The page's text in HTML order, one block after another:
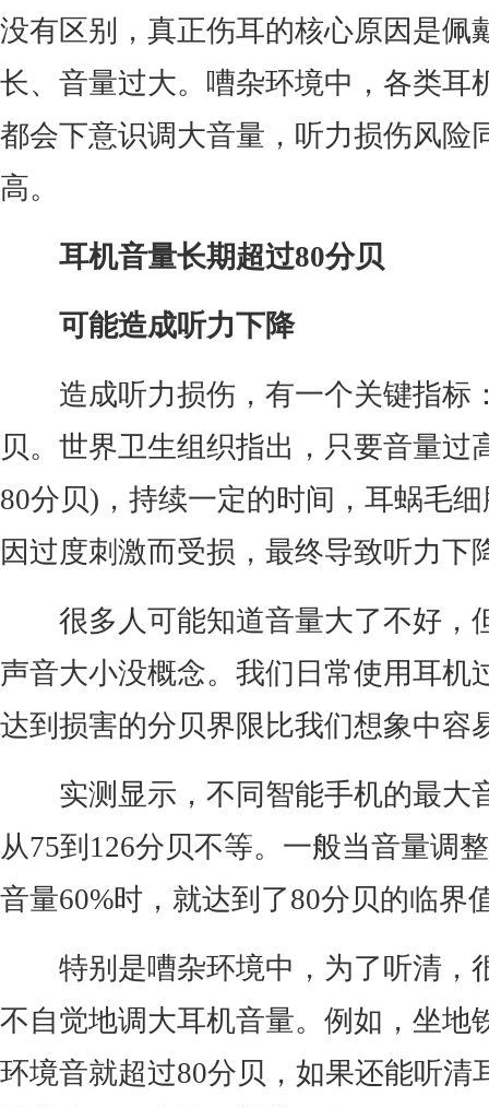
没有区别，真正伤耳的核心原因是佩
长、音量过大。嘈杂环境中，各类耳
都会下意识调大音量，听力损伤风险
高。
耳机音量长期超过80分贝
可能造成听力下降
造成听力损伤，有一个关键指标
贝。世界卫生组织指出，只要音量过
80分贝)，持续一定的时间，耳蜗毛
因过度刺激而受损，最终导致听力下
很多人可能知道音量大了不好，
声音大小没概念。我们日常使用耳机
达到损害的分贝界限比我们想象中容
实测显示，不同智能手机的最大
从75到126分贝不等。一般当音量调
音量60%时，就达到了80分贝的临界
特别是嘈杂环境中，为了听清，
不自觉地调大耳机音量。例如，坐地
环境音就超过80分贝，如果还能听清